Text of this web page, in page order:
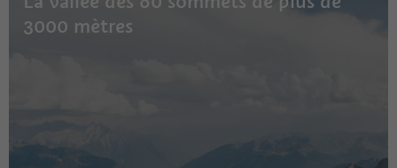
3000 mètres